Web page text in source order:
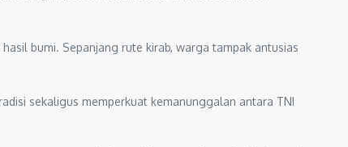
bumi. Sepanjang rute kirab, warga tampak antusias
sekaligus memperkuat kemanunggalan antara TNI